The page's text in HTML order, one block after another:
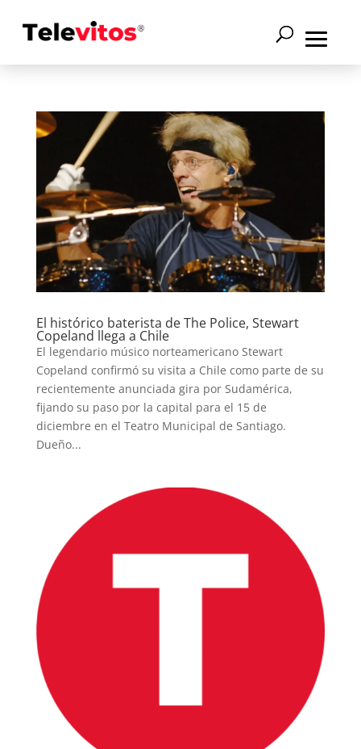
El histórico baterista de The Police, Stewart
Copeland llega a Chile
El legendario músico norteamericano Stewart
Copeland confirmó su visita a Chile como parte de su
recientemente anunciada gira por Sudamérica,
fijando su paso por la capital para el 15 de
diciembre en el Teatro Municipal de Santiago.
Dueño...